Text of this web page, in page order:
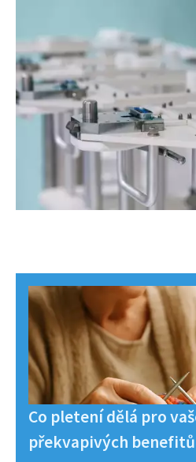
Co pletení dělá pro
překvapivých benefitů